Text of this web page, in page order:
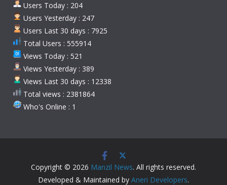
Users Today : 204
Users Yesterday : 247
Users Last 30 days : 7925
Total Users : 555914
Views Today : 521
Views Yesterday : 389
Views Last 30 days : 12338
Total views : 2381864
Who's Online : 1
Copyright © 2026 Manzil News. All rights reserved.
Developed & Maintained by Aneri Developers.